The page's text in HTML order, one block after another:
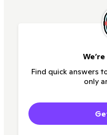
Find quick answers
only